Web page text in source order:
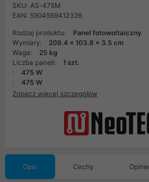
SKU: AS-475M
EAN: 5904569412326
Rodzaj produktu:
Panel fotowoltaiczny
Wymiary:
209.4 x 103.8 x 3.5 cm
Waga:
25 kg
Liczba paneli:
1 szt.
:
475 W
:
475 W
Zobacz więcej szczegółów
Opis Cechy Opinie